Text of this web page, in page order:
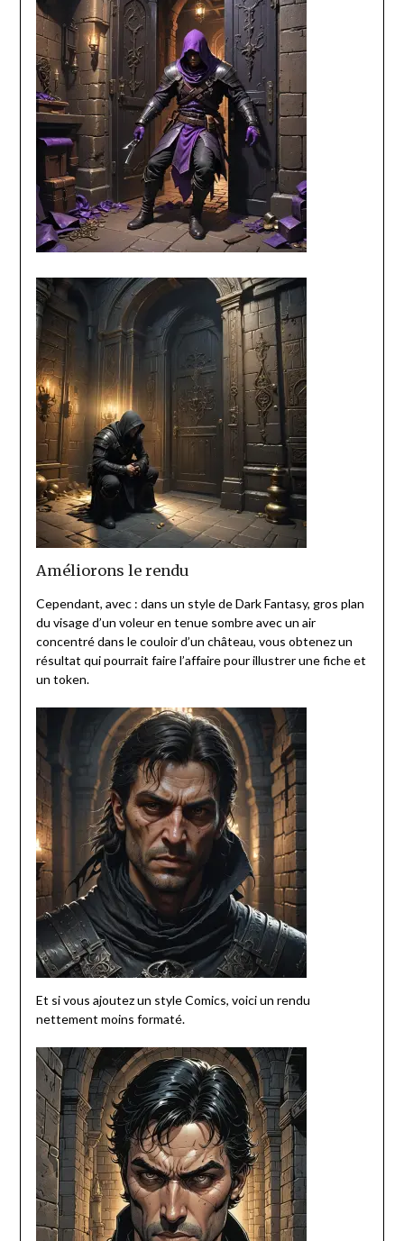
Améliorons le rendu
Cependant, avec : dans un style de Dark Fantasy, gros plan
du visage d’un voleur en tenue sombre avec un air
concentré dans le couloir d’un château, vous obtenez un
résultat qui pourrait faire l’affaire pour illustrer une fiche et
un token.
Et si vous ajoutez un style Comics, voici un rendu
nettement moins formaté.